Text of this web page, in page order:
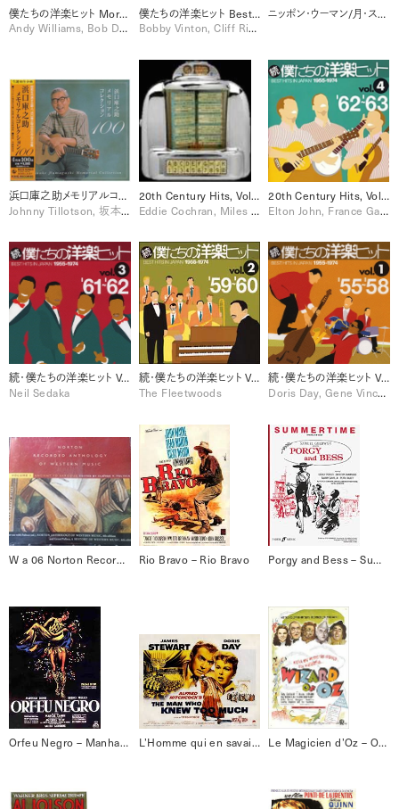
僕たちの洋楽ヒット More DELUXE 1970-72 Vol. 3 [Disc 2]
Andy Williams, Bob Dylan, Santana, Shocking Blue, Sly & The Family Stone, Sylvie Vartan, The O'Jays, Wilson Pickett
僕たちの洋楽ヒット Best Of 60’s 1960-1969
Bobby Vinton, Cliff Richard, France Gall, Neil Sedaka, Otis Redding, Roy Orbison, Sylvie Vartan, The Birds, The Cascades, The Hollies, The Monkees, The Temptations
ニッポン・ウーマン/月・スタンダード集
浜口庫之助メモリアルコレクション100 [Disc 1]
Johnny Tillotson, 坂本九, 小林旭
20th Century Hits, Volume Two/ Trilogy [Disc 3]
Eddie Cochran, Miles Davis, Nina Simone, Santana, The Beatles
20th Century Hits, Volume Two/ Trilogy [Disc 2]
Elton John, France Gall, Glenn Miller, Johnny Cash, Neil Sedaka, Otis Redding, Paul Anka, The Platters
続・僕たちの洋楽ヒット Vol.3 (1961-1962)
Neil Sedaka
続・僕たちの洋楽ヒット Vol.2 (1959-1960)
The Fleetwoods
続・僕たちの洋楽ヒット Vol.1 (1955-1958)
Doris Day, Gene Vincent, Harry Belafonte, Johnnie Ray, Marty Robbins, Ricky Nelson, The Everly Brothers, The Platters
W a 06 Norton Recorded Anthology of Western Music, Vol. 1 [Disc 6] Rio Bravo – Rio Bravo Porgy and Bess – Summertime
Orfeu Negro – Manha de Carnaval L’Homme qui en savait trop – Que Sera Sera Le Magicien d’Oz – Over the rainbow